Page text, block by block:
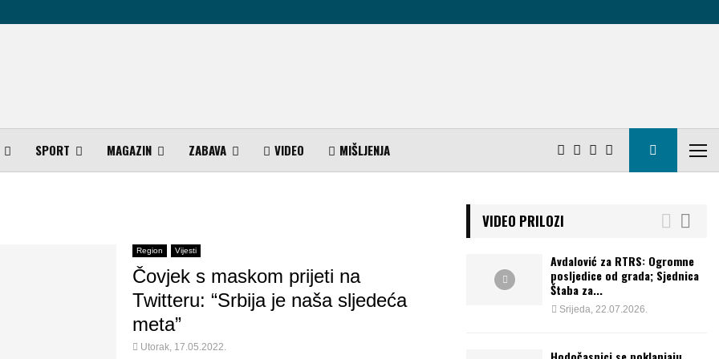
SPORT MAGAZIN ZABAVA VIDEO MIŠLJENJA
Region Vijesti
Čovjek s maskom prijeti na
Twitteru: “Srbija je naša sljedeća
meta”
Utorak, 17.05.2022.
VIDEO PRILOZI
Avdalović za RTRS: Ogromne
posljedice od grada; Sjednica
Štaba za...
Srijeda, 22.07.2026.